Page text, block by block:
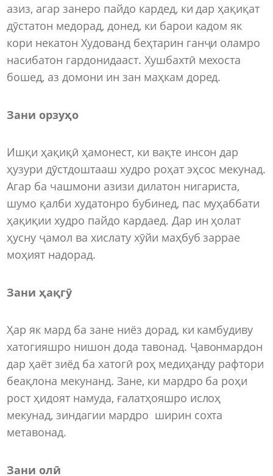
азиз, агар занеро пайдо кардед, ки дар ҳақиқат
дӯстатон медорад, донед, ки барои кадом як
кори некатон Худованд беҳтарин ганҷи оламро
насибатон гардонидааст. Хушбахтӣ мехоста
бошед, аз домони ин зан маҳкам доред.
Зани орзуҳо
Ишқи ҳақиқӣ ҳамонест, ки вақте инсон дар
ҳузури дӯстдоштааш худро роҳат эҳсос мекунад.
Агар ба чашмони азизи дилатон нигариста,
шумо қалби худатонро бубинед, пас муҳаббати
ҳақиқии худро пайдо кардаед. Дар ин ҳолат
ҳусну ҷамол ва хислату хӯйи маҳбуб заррае
моҳият надорад.
Зани ҳақгӯ
Ҳар як мард ба зане ниёз дорад, ки камбудиву
хатогияшро нишон дода тавонад. Ҷавонмардон
дар ҳаёт зиёд ба хатогӣ роҳ медиҳанду рафтори
беақлона мекунанд. Зане, ки мардро ба роҳи
рост ҳидоят намуда, ғалатҳояшро ислоҳ
мекунад, зиндагии мардро ширин сохта
метавонад.
Зани олӣ